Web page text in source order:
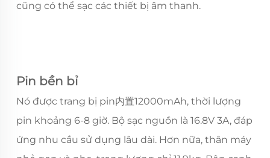
cũng có thể sạc các thiết bị âm thanh.
Pin bền bỉ
Nó được trang bị pin内置12000mAh, thời lượng
pin khoảng 6-8 giờ. Bộ sạc nguồn là 16.8V 3A, đáp
ứng nhu cầu sử dụng lâu dài. Hơn nữa, thân máy